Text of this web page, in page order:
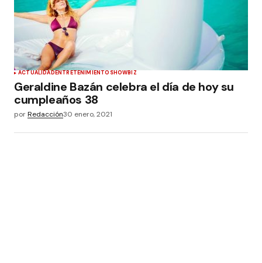
ACTUALIDADENTRETENIMIENTOSHOWBIZ
Geraldine Bazán celebra el día de hoy su
cumpleaños 38
porRedacción30 enero, 2021